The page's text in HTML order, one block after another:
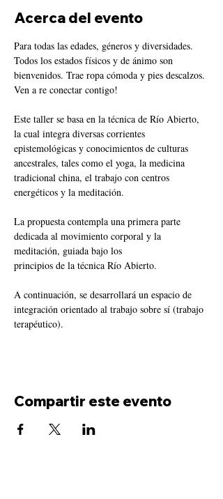
Acerca del evento
Para todas las edades, géneros y diversidades.
Todos los estados físicos y de ánimo son
bienvenidos. Trae ropa cómoda y pies descalzos.
Ven a re conectar contigo!
Este taller se basa en la técnica de Río Abierto,
la cual integra diversas corrientes
epistemológicas y conocimientos de culturas
ancestrales, tales como el yoga, la medicina
tradicional china, el trabajo con centros
energéticos y la meditación.
La propuesta contempla una primera parte
dedicada al movimiento corporal y la
meditación, guiada bajo los
principios de la técnica Río Abierto.
A continuación, se desarrollará un espacio de
integración orientado al trabajo sobre sí (trabajo
terapéutico).
Compartir este evento